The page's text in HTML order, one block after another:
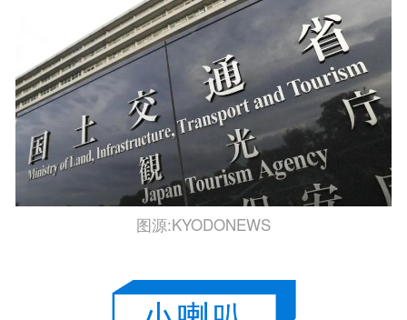
图源:KYODONEWS